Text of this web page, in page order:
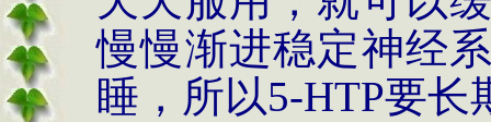
慢慢渐进稳定神经
睡，所以5-HTP要长